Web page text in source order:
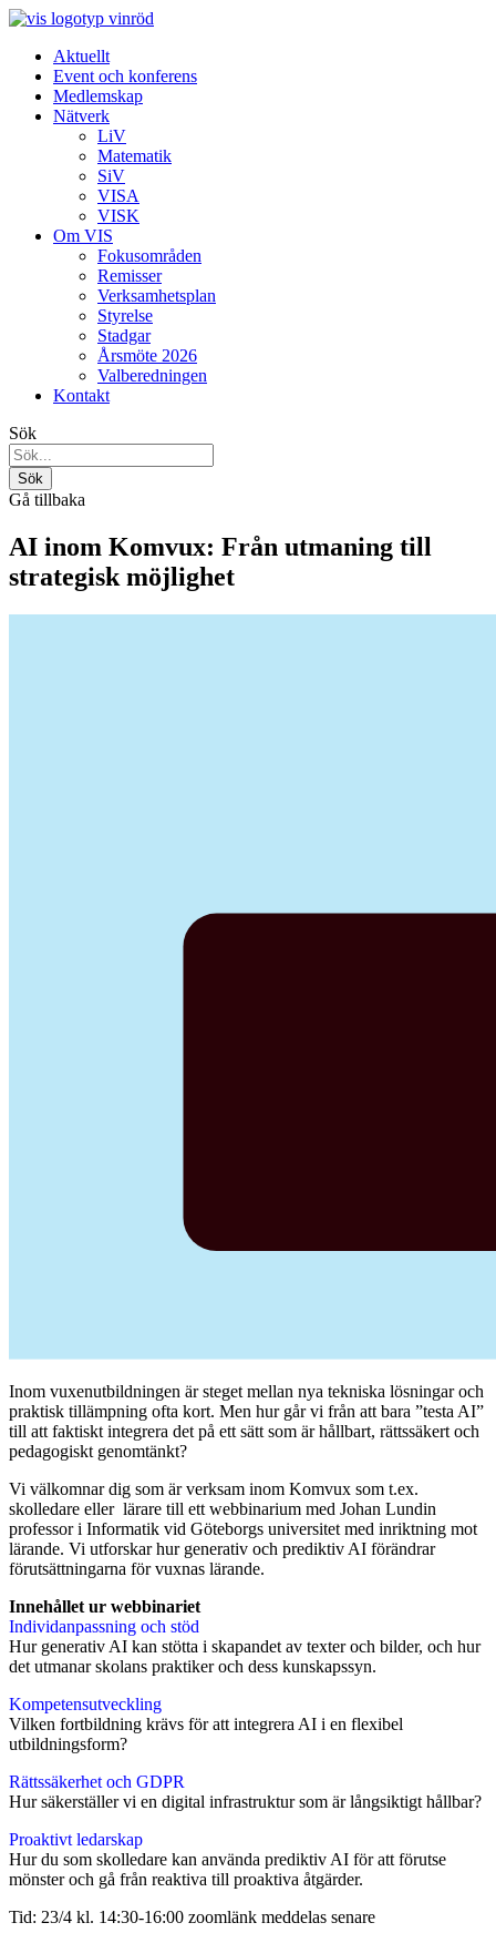
Aktuellt
Event och konferens
Medlemskap
Nätverk
LiV
Matematik
SiV
VISA
VISK
Om VIS
Fokusområden
Remisser
Verksamhetsplan
Styrelse
Stadgar
Årsmöte 2026
Valberedningen
Kontakt
Sök
Gå tillbaka
AI inom Komvux: Från utmaning till
strategisk möjlighet
Inom vuxenutbildningen är steget mellan nya tekniska lösningar och
praktisk tillämpning ofta kort. Men hur går vi från att bara ”testa AI”
till att faktiskt integrera det på ett sätt som är hållbart, rättssäkert och
pedagogiskt genomtänkt?
Vi välkomnar dig som är verksam inom Komvux som t.ex.
skolledare eller lärare till ett webbinarium med Johan Lundin
professor i Informatik vid Göteborgs universitet med inriktning mot
lärande. Vi utforskar hur generativ och prediktiv AI förändrar
förutsättningarna för vuxnas lärande.
Innehållet ur webbinariet
Individanpassning och stöd
Hur generativ AI kan stötta i skapandet av texter och bilder, och hur
det utmanar skolans praktiker och dess kunskapssyn.
Kompetensutveckling
Vilken fortbildning krävs för att integrera AI i en flexibel
utbildningsform?
Rättssäkerhet och GDPR
Hur säkerställer vi en digital infrastruktur som är långsiktigt hållbar?
Proaktivt ledarskap
Hur du som skolledare kan använda prediktiv AI för att förutse
mönster och gå från reaktiva till proaktiva åtgärder.
Tid: 23/4 kl. 14:30-16:00 zoomlänk meddelas senare